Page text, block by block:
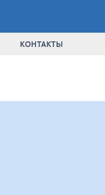
КОНТАКТЫ